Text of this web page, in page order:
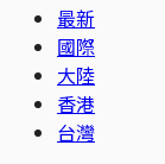
最新
國際
大陸
香港
台灣